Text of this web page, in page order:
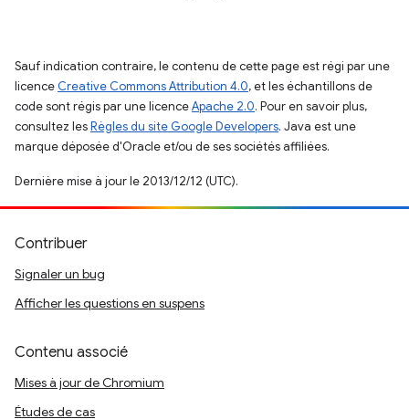
Sauf indication contraire, le contenu de cette page est régi par une
licence Creative Commons Attribution 4.0, et les échantillons de
code sont régis par une licenceApache 2.0. Pour en savoir plus,
consultez lesRègles du site Google Developers. Java est une
marque déposée d'Oracle et/ou de ses sociétés affiliées.
Dernière mise à jour le 2013/12/12 (UTC).
Contribuer
Signaler un bug
Afficher les questions en suspens
Contenu associé
Mises à jour de Chromium
Études de cas